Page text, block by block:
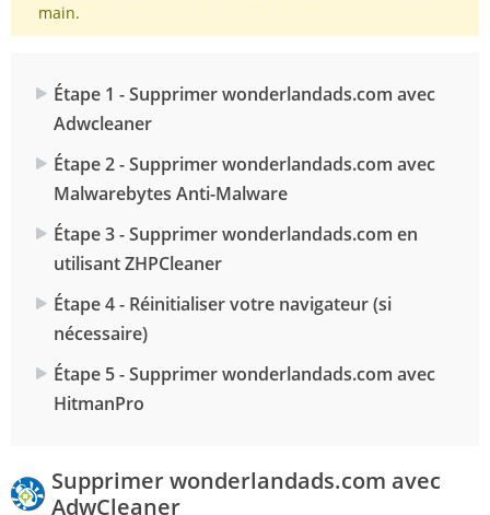
main.
Étape 1 - Supprimer wonderlandads.com avec
Adwcleaner
Étape 2 - Supprimer wonderlandads.com avec
Malwarebytes Anti-Malware
Étape 3 - Supprimer wonderlandads.com en
utilisant ZHPCleaner
Étape 4 - Réinitialiser votre navigateur (si
nécessaire)
Étape 5 - Supprimer wonderlandads.com avec
HitmanPro
Supprimer wonderlandads.com avec
AdwCleaner